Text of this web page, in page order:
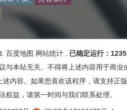
百度地图 网站统计. 已稳定运行：
本站无关。不得将上述内容用于商
内容。如果您喜欢该程序，请支持正
权益，请第一时间与我们联系处理。